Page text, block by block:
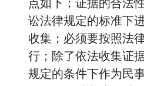
讼法律规定的标准下
收集；必须要按照法
行；除了依法收集证
规定的条件下作为民